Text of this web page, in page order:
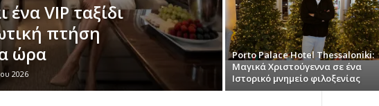
VIP ταξίδι
πτήση
ώρα
2026
Porto Palace Hotel Thessaloniki:
Μαγικά Χριστούγεννα σε ένα
Ιστορικό μνημείο φιλοξενίας